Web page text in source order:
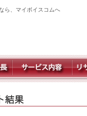
ら、マイボイスコムへ